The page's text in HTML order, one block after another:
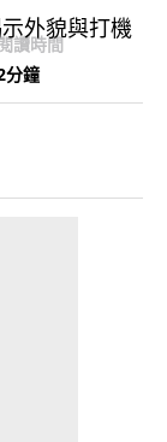
讀時間
分鐘